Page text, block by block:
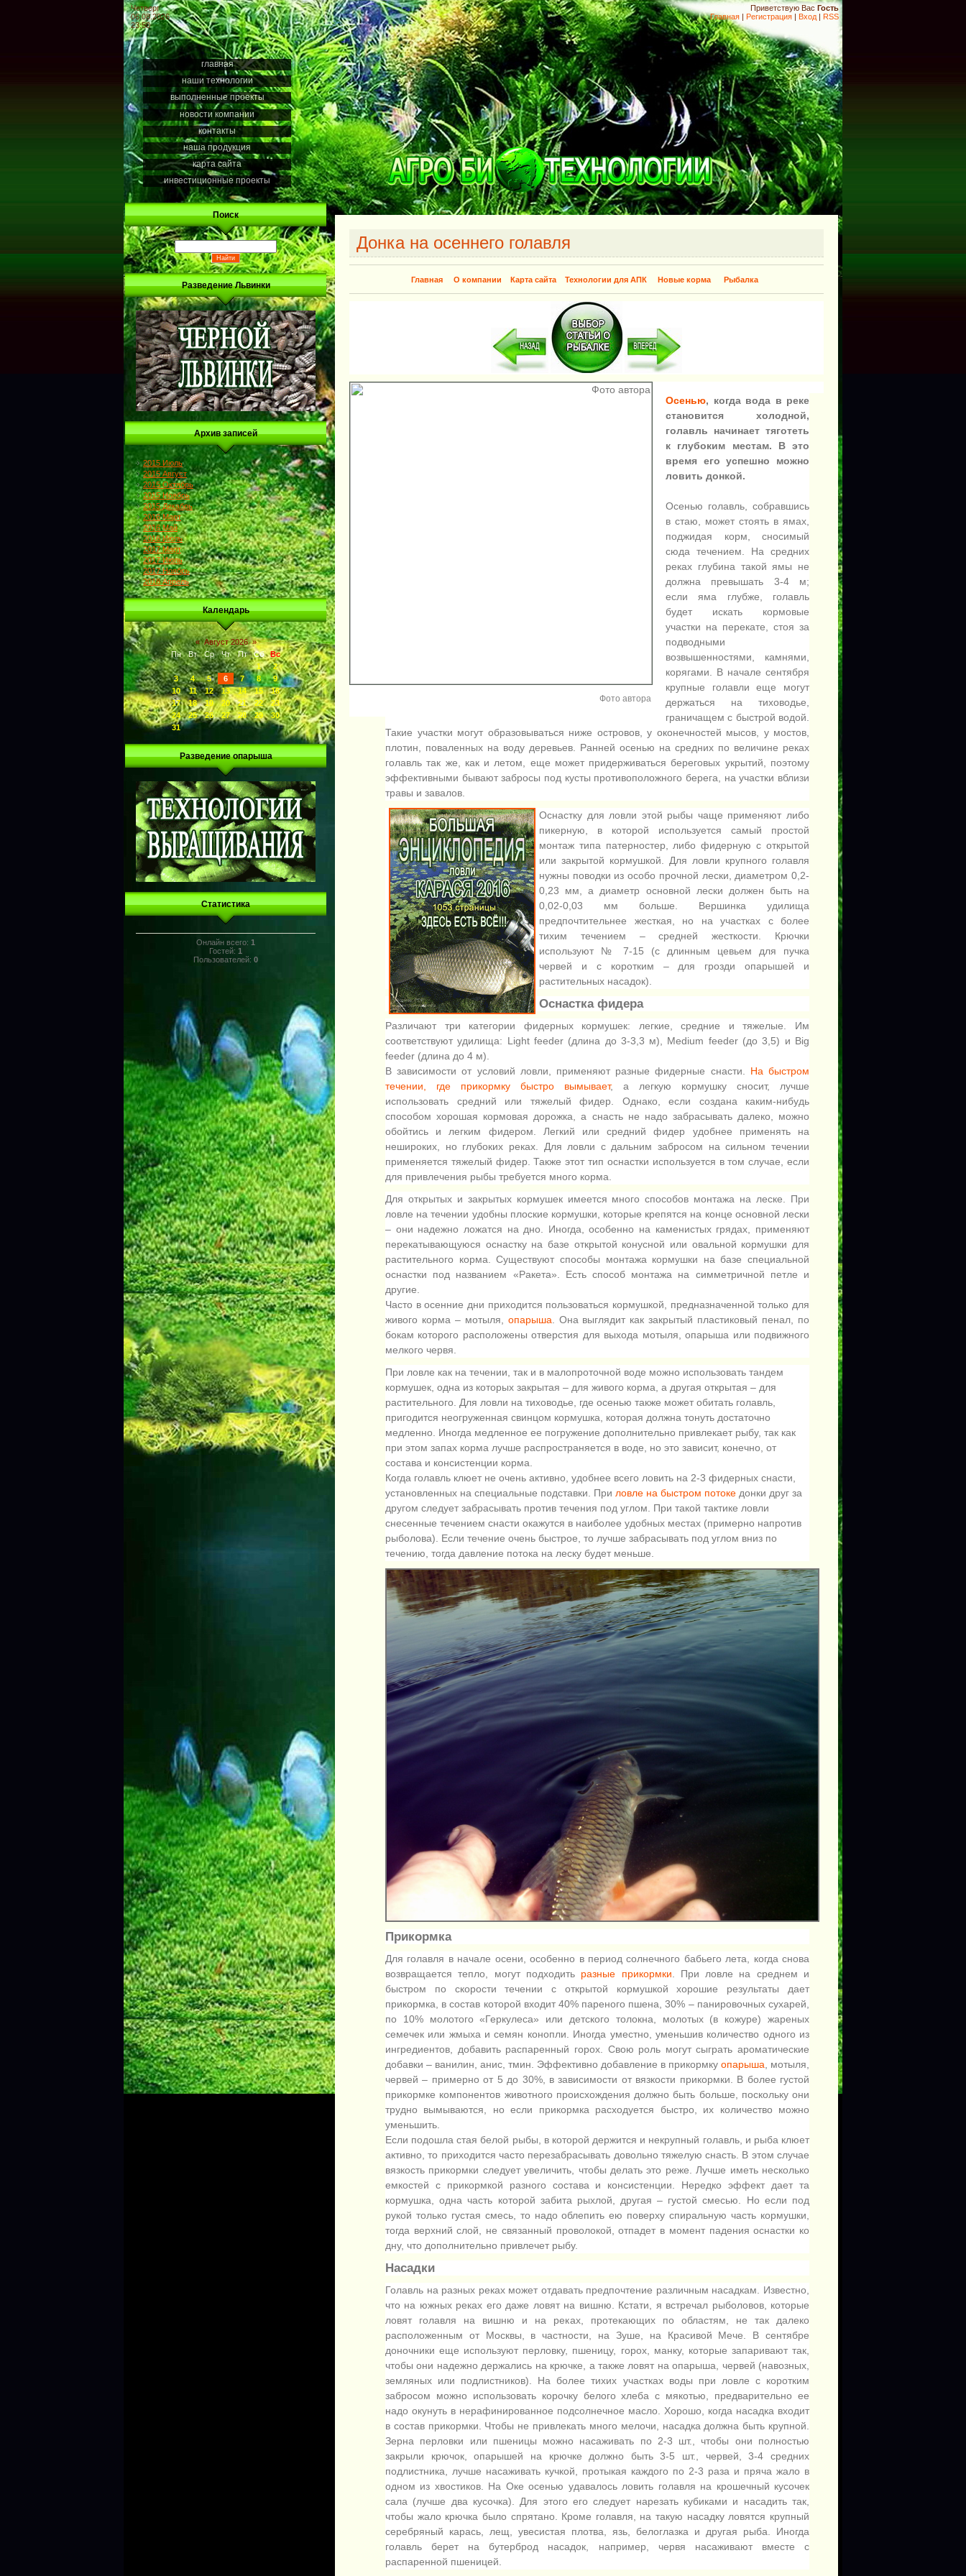
Четверг
06.08.2026
23:50
Приветствую Вас Гость
Главная | Регистрация | Вход | RSS
главная
наши технологии
выполненные проекты
новости компании
контакты
наша продукция
карта сайта
инвестиционные проекты
Поиск
Разведение Львинки
Архив записей
2015 Июль
2015 Август
2015 Октябрь
2015 Ноябрь
2015 Декабрь
2016 Март
2016 Май
2016 Июль
2017 Март
2017 Июль
2017 Ноябрь
2018 Апрель
Календарь
« Август 2026 »
Пн
Вт Ср Чт Пт Сб
Вс
1
2
3
4 5 6 7 8
9
10
11 12 13 14 15
16
17
18 19 20 21 22
23
24
25 26 27 28 29
30
31
Разведение опарыша
Статистика
Онлайн всего: 1
Гостей: 1
Пользователей: 0
Донка на осеннего голавля
Главная О компании Карта сайта Технологии для АПК Новые корма Рыбалка​
Фото автора
Осенью, когда вода в реке
становится холодной,
голавль начинает тяготеть
к глубоким местам. В это
время его успешно можно
ловить донкой.
Осенью голавль, собравшись
в стаю, может стоять в ямах,
поджидая корм, сносимый
сюда течением. На средних
реках глубина такой ямы не
должна превышать 3-4 м;
если яма глубже, голавль
будет искать кормовые
участки на перекате, стоя за
подводными
возвышенностями, камнями,
корягами. В начале сентября
крупные голавли еще могут
держаться на тиховодье,
граничащем с быстрой водой.
Такие участки могут образовываться ниже островов, у оконечностей мысов, у мостов,
плотин, поваленных на воду деревьев. Ранней осенью на средних по величине реках
голавль так же, как и летом, еще может придерживаться береговых укрытий, поэтому
эффективными бывают забросы под кусты противоположного берега, на участки вблизи
травы и завалов.
Оснастку для ловли этой рыбы чаще применяют либо
пикерную, в которой используется самый простой
монтаж типа патерностер, либо фидерную с открытой
или закрытой кормушкой. Для ловли крупного голавля
нужны поводки из особо прочной лески, диаметром 0,2-
0,23 мм, а диаметр основной лески должен быть на
0,02-0,03 мм больше. Вершинка удилища
предпочтительнее жесткая, но на участках с более
тихим течением – средней жесткости. Крючки
используют № 7-15 (с длинным цевьем для пучка
червей и с коротким – для грозди опарышей и
растительных насадок).
Оснастка фидера
Различают три категории фидерных кормушек: легкие, средние и тяжелые. Им
соответствуют удилища: Light feeder (длина до 3-3,3 м), Medium feeder (до 3,5) и Big
feeder (длина до 4 м).
В зависимости от условий ловли, применяют разные фидерные снасти. На быстром
течении, где прикормку быстро вымывает, а легкую кормушку сносит, лучше
использовать средний или тяжелый фидер. Однако, если создана каким-нибудь
способом хорошая кормовая дорожка, а снасть не надо забрасывать далеко, можно
обойтись и легким фидером. Легкий или средний фидер удобнее применять на
нешироких, но глубоких реках. Для ловли с дальним забросом на сильном течении
применяется тяжелый фидер. Также этот тип оснастки используется в том случае, если
для привлечения рыбы требуется много корма.
Для открытых и закрытых кормушек имеется много способов монтажа на леске. При
ловле на течении удобны плоские кормушки, которые крепятся на конце основной лески
– они надежно ложатся на дно. Иногда, особенно на каменистых грядах, применяют
перекатывающуюся оснастку на базе открытой конусной или овальной кормушки для
растительного корма. Существуют способы монтажа кормушки на базе специальной
оснастки под названием «Ракета». Есть способ монтажа на симметричной петле и
другие.
Часто в осенние дни приходится пользоваться кормушкой, предназначенной только для
живого корма – мотыля, опарыша. Она выглядит как закрытый пластиковый пенал, по
бокам которого расположены отверстия для выхода мотыля, опарыша или подвижного
мелкого червя.
При ловле как на течении, так и в малопроточной воде можно использовать тандем
кормушек, одна из которых закрытая – для живого корма, а другая открытая – для
растительного. Для ловли на тиховодье, где осенью также может обитать голавль,
пригодится неогруженная свинцом кормушка, которая должна тонуть достаточно
медленно. Иногда медленное ее погружение дополнительно привлекает рыбу, так как
при этом запах корма лучше распространяется в воде, но это зависит, конечно, от
состава и консистенции корма.
Когда голавль клюет не очень активно, удобнее всего ловить на 2-3 фидерных снасти,
установленных на специальные подставки. При ловле на быстром потоке донки друг за
другом следует забрасывать против течения под углом. При такой тактике ловли
снесенные течением снасти окажутся в наиболее удобных местах (примерно напротив
рыболова). Если течение очень быстрое, то лучше забрасывать под углом вниз по
течению, тогда давление потока на леску будет меньше.
Прикормка
Для голавля в начале осени, особенно в период солнечного бабьего лета, когда снова
возвращается тепло, могут подходить разные прикормки. При ловле на среднем и
быстром по скорости течении с открытой кормушкой хорошие результаты дает
прикормка, в состав которой входит 40% пареного пшена, 30% – панировочных сухарей,
по 10% молотого «Геркулеса» или детского толокна, молотых (в кожуре) жареных
семечек или жмыха и семян конопли. Иногда уместно, уменьшив количество одного из
ингредиентов, добавить распаренный горох. Свою роль могут сыграть ароматические
добавки – ванилин, анис, тмин. Эффективно добавление в прикормку опарыша, мотыля,
червей – примерно от 5 до 30%, в зависимости от вязкости прикормки. В более густой
прикормке компонентов животного происхождения должно быть больше, поскольку они
трудно вымываются, но если прикормка расходуется быстро, их количество можно
уменьшить.
Если подошла стая белой рыбы, в которой держится и некрупный голавль, и рыба клюет
активно, то приходится часто перезабрасывать довольно тяжелую снасть. В этом случае
вязкость прикормки следует увеличить, чтобы делать это реже. Лучше иметь несколько
емкостей с прикормкой разного состава и консистенции. Нередко эффект дает та
кормушка, одна часть которой забита рыхлой, другая – густой смесью. Но если под
рукой только густая смесь, то надо облепить ею поверху спиральную часть кормушки,
тогда верхний слой, не связанный проволокой, отпадет в момент падения оснастки ко
дну, что дополнительно привлечет рыбу.
Насадки
Голавль на разных реках может отдавать предпочтение различным насадкам. Известно,
что на южных реках его даже ловят на вишню. Кстати, я встречал рыболовов, которые
ловят голавля на вишню и на реках, протекающих по областям, не так далеко
расположенным от Москвы, в частности, на Зуше, на Красивой Мече. В сентябре
доночники еще используют перловку, пшеницу, горох, манку, которые запаривают так,
чтобы они надежно держались на крючке, а также ловят на опарыша, червей (навозных,
земляных или подлистников). На более тихих участках воды при ловле с коротким
забросом можно использовать корочку белого хлеба с мякотью, предварительно ее
надо окунуть в нерафинированное подсолнечное масло. Хорошо, когда насадка входит
в состав прикормки. Чтобы не привлекать много мелочи, насадка должна быть крупной.
Зерна перловки или пшеницы можно насаживать по 2-3 шт., чтобы они полностью
закрыли крючок, опарышей на крючке должно быть 3-5 шт., червей, 3-4 средних
подлистника, лучше насаживать кучкой, протыкая каждого по 2-3 раза и пряча жало в
одном из хвостиков. На Оке осенью удавалось ловить голавля на крошечный кусочек
сала (лучше два кусочка). Для этого его следует нарезать кубиками и насадить так,
чтобы жало крючка было спрятано. Кроме голавля, на такую насадку ловятся крупный
серебряный карась, лещ, увесистая плотва, язь, белоглазка и другая рыба. Иногда
голавль берет на бутерброд насадок, например, червя насаживают вместе с
распаренной пшеницей.